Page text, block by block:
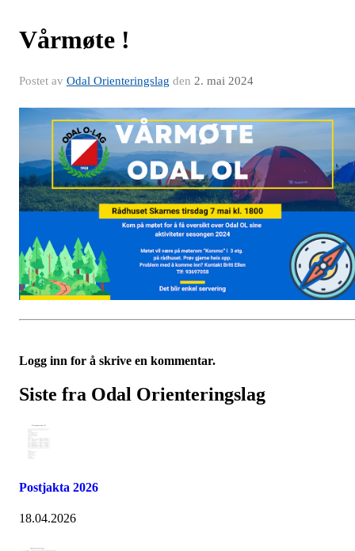
Vårmøte !
Postet av Odal Orienteringslag den 2. mai 2024
Logg inn for å skrive en kommentar.
Siste fra Odal Orienteringslag
Postjakta 2026
18.04.2026